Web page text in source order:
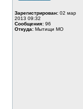
Зарегистрирован: 02 мар
2013 09:32
Сообщения: 96
Откуда: Мытищи МО